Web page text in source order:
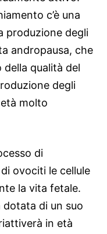
c’è una
produzione degli
andropausa, che
qualità del
degli
molto
di
ovociti le cellule
la vita fetale.
dotata di un suo
in età